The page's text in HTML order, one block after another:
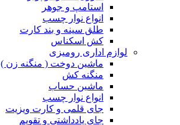
استامپ و جوهر
انواع نوار چسب
طلق سینه و بند کارت
کش اسکناس
لوازم اداری رومیزی
ماشین دوخت ( منگنه زن )
منگنه کش
ماشین حساب
انواع نوار چسب
جای قلمی و کارت ویزیت
جای یادداشتی و تقویم